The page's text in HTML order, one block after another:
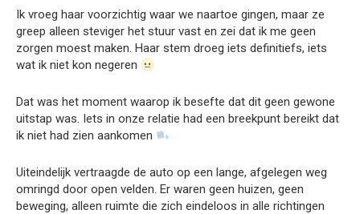
Ik vroeg haar voorzichtig waar we naartoe gingen, maar ze
greep alleen steviger het stuur vast en zei dat ik me geen
zorgen moest maken. Haar stem droeg iets definitiefs, iets
wat ik niet kon negeren
Dat was het moment waarop ik besefte dat dit geen gewone
uitstap was. Iets in onze relatie had een breekpunt bereikt dat
ik niet had zien aankomen
Uiteindelijk vertraagde de auto op een lange, afgelegen weg
omringd door open velden. Er waren geen huizen, geen
beweging, alleen ruimte die zich eindeloos in alle richtingen